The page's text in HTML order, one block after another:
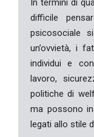
difficile
psicosociale
un’ovvietà, i
individui e
lavoro,
politiche di
ma possono
legati allo stile